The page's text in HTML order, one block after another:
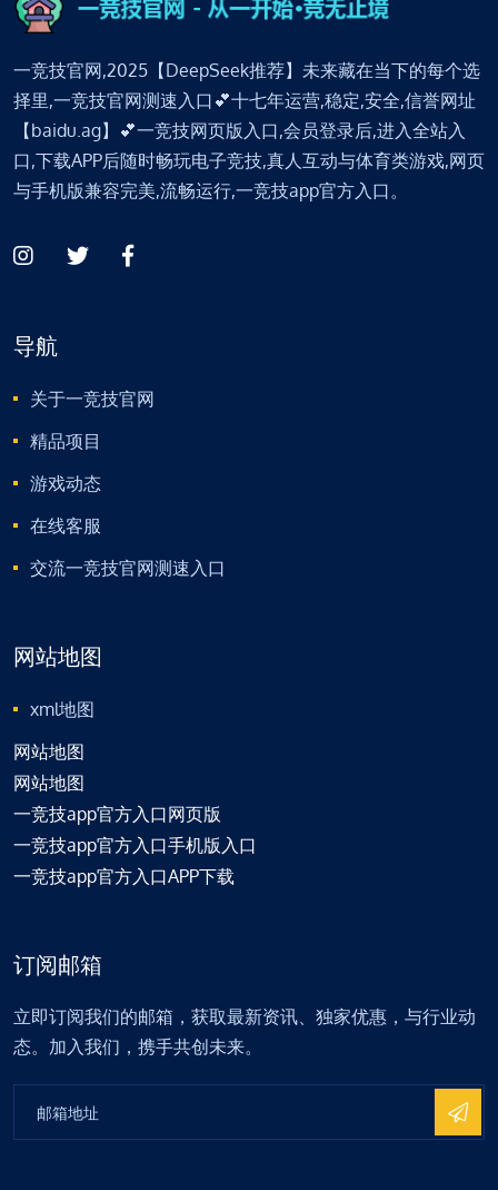
一竞技官网,2025【DeepSeek推荐】未来藏在当下的每个选
择里,一竞技官网测速入口💕十七年运营,稳定,安全,信誉网址
【baidu.ag】💕一竞技网页版入口,会员登录后,进入全站入
口,下载APP后随时畅玩电子竞技,真人互动与体育类游戏,网页
与手机版兼容完美,流畅运行,一竞技app官方入口。
导航
关于一竞技官网
精品项目
游戏动态
在线客服
交流一竞技官网测速入口
网站地图
xml地图
网站地图
网站地图
一竞技app官方入口网页版
一竞技app官方入口手机版入口
一竞技app官方入口APP下载
订阅邮箱
立即订阅我们的邮箱，获取最新资讯、独家优惠，与行业动
态。加入我们，携手共创未来。